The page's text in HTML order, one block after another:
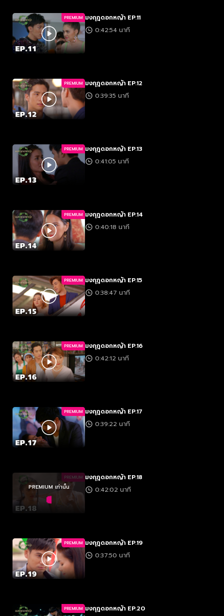
PREMIUM มงกุฎดอกหญ้า EP.11
0:42:54 นาที
PREMIUM มงกุฎดอกหญ้า EP.12
0:39:35 นาที
PREMIUM มงกุฎดอกหญ้า EP.13
0:41:05 นาที
PREMIUM มงกุฎดอกหญ้า EP.14
0:40:18 นาที
PREMIUM มงกุฎดอกหญ้า EP.15
0:38:47 นาที
PREMIUM มงกุฎดอกหญ้า EP.16
0:42:12 นาที
PREMIUM มงกุฎดอกหญ้า EP.17
0:39:22 นาที
PREMIUM
PREMIUM เท่านั้น
มงกุฎดอกหญ้า EP.18
0:42:02 นาที
PREMIUM มงกุฎดอกหญ้า EP.19
0:37:50 นาที
PREMIUM มงกุฎดอกหญ้า EP.20